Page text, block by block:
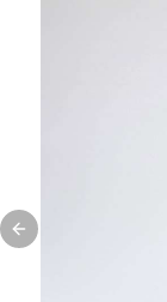
Previous slide